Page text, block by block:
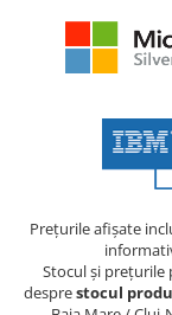
Prețurile afișate
Stocul și prețurile
desprestocul